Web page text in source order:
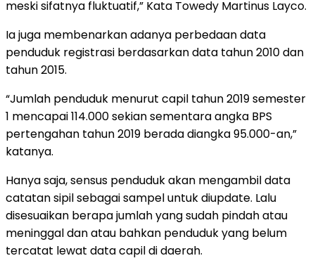
meski sifatnya fluktuatif,” Kata Towedy Martinus Layco.
Ia juga membenarkan adanya perbedaan data
penduduk registrasi berdasarkan data tahun 2010 dan
tahun 2015.
“Jumlah penduduk menurut capil tahun 2019 semester
1 mencapai 114.000 sekian sementara angka BPS
pertengahan tahun 2019 berada diangka 95.000-an,”
katanya.
Hanya saja, sensus penduduk akan mengambil data
catatan sipil sebagai sampel untuk diupdate. Lalu
disesuaikan berapa jumlah yang sudah pindah atau
meninggal dan atau bahkan penduduk yang belum
tercatat lewat data capil di daerah.